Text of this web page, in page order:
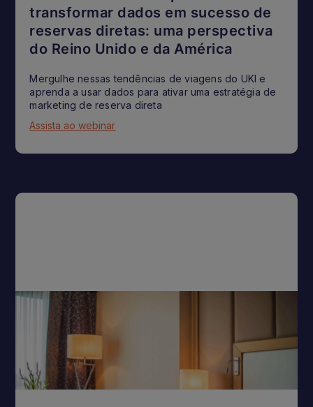
transformar dados em sucesso de
reservas diretas: uma perspectiva
do Reino Unido e da América
Mergulhe nessas tendências de viagens do UKI e
aprenda a usar dados para ativar uma estratégia de
marketing de reserva direta
Assista ao webinar